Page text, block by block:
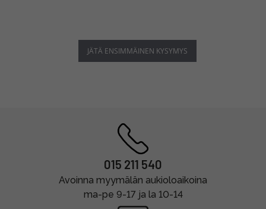
JÄTÄ ENSIMMÄINEN KYSYMYS
015 211 540
Avoinna myymälän aukioloaikoina
ma-pe 9-17 ja la 10-14